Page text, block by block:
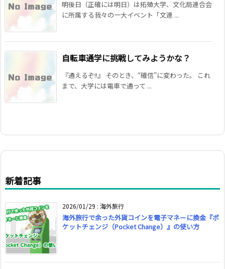
明後日（正確には明日）は拓殖大学、文化局連合会
に所属する我々の一大イベント「文連 ...
自転車通学に挑戦してみようかな？
『通えるぞ!!』 そのとき、“確信”に変わった。 これ
まで、大学には電車で通って ...
新着記事
2026/01/29 : 海外旅行
海外旅行で余った外貨コインを電子マネーに換金『ポ
ケットチェンジ（Pocket Change）』の使い方